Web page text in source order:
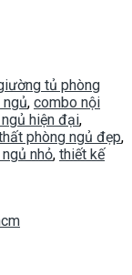
tủ phòng
, combo nội
hiện đại,
phòng ngủ đẹp,
nhỏ, thiết kế